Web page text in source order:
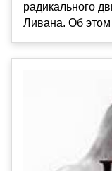
радикального
Ливана. Об этом